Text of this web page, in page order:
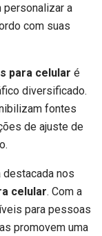
a
com suas
para celular é
diversificado.
fontes
de ajuste de
nos
celular. Com a
para pessoas
promovem uma